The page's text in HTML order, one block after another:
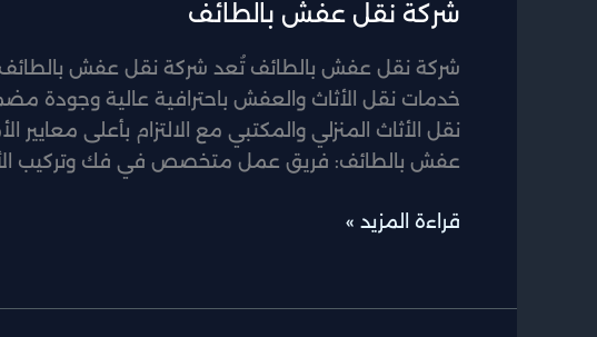
شركة نقل عفش بالطائف
شركة نقل عفش بالطائف تُعد شركة نقل عفش بالطائف
خدمات نقل الأثاث والعفش باحترافية عالية وجودة
نقل الأثاث المنزلي والمكتبي مع الالتزام بأعلى معايير
عفش بالطائف: فريق عمل متخصص في فك وتركيب
قراءة المزيد »